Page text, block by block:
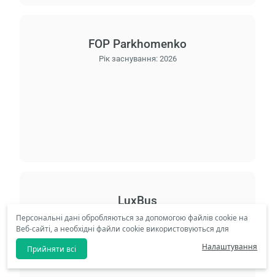
Персональні дані обробляються за допомогою файлів cookie на
Веб-сайті, а необхідні файли cookie використовуються для
надання послуг інформаційного суспільства. Відповідно до
ваших уподобань ми не зможемо зробити вам доступними
персоналізовані файли cookie та спеціальні кампанії, якщо ви
натиснете опціювідхилення. Перегляньте наш
Прийняти всі Налаштування
FOP Parkhomenko
Рік заснування: 2026
LuxBus
Рік заснування:2023